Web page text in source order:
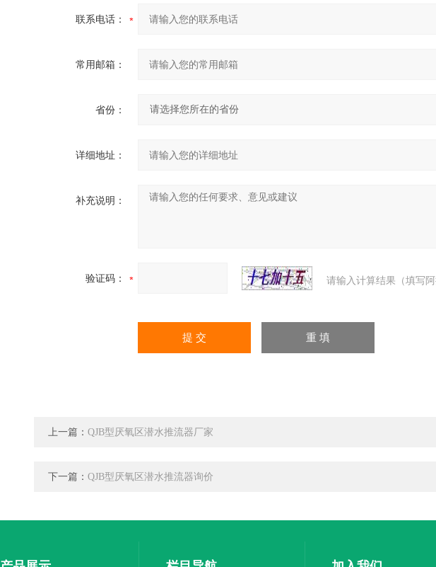
联系电话：
常用邮箱：
省份：
详细地址：
补充说明：
验证码： 请输入计算结果（填写
上一篇： QJB型厌氧区潜水推流器厂家
下一篇： QJB型厌氧区潜水推流器询价